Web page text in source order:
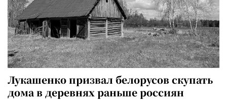
Лукашенко призвал белорусов скупать
дома в деревнях раньше россиян